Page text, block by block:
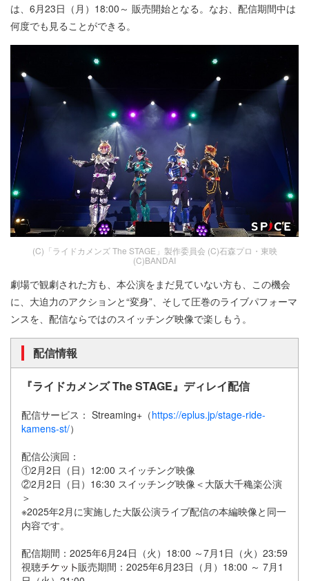
は、6月23日（月）18:00～ 販売開始となる。なお、配信期間中は
何度でも見ることができる。
(C)「ライドカメンズ The STAGE」製作委員会 (C)石森プロ・東映
(C)BANDAI
劇場で観劇された方も、本公演をまだ見ていない方も、この機会
に、大迫力のアクションと“変身”、そして圧巻のライブパフォーマ
ンスを、配信ならではのスイッチング映像で楽しもう。
配信情報
『ライドカメンズ The STAGE』ディレイ配信
配信サービス： Streaming+（https://eplus.jp/stage-ride-
kamens-st/）
配信公演回：
①2月2日（日）12:00 スイッチング映像
②2月2日（日）16:30 スイッチング映像＜大阪大千穐楽公演
＞
※2025年2月に実施した大阪公演ライブ配信の本編映像と同一
内容です。
配信期間：2025年6月24日（火）18:00 ～7月1日（火）23:59
視聴
販売期間：2025年6月23日（月）18:00 ～ 7月1